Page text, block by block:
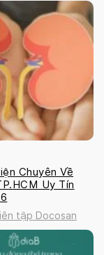
Chuyên Về
Uy Tín
tập Docosan